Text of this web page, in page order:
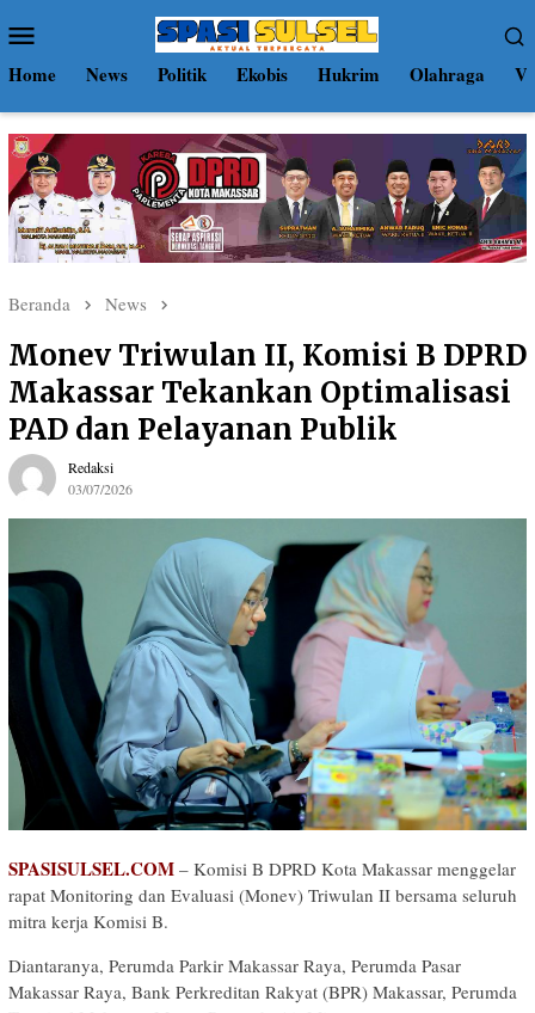
ke
kontenMobile
Home News Politik Ekobis Hukrim Olahraga
Beranda News
Monev Triwulan II, Komisi B DPRD
Makassar Tekankan Optimalisasi
PAD dan Pelayanan Publik
Redaksi
03/07/2026
SPASISULSEL.COM – Komisi B DPRD Kota Makassar menggelar
rapat Monitoring dan Evaluasi (Monev) Triwulan II bersama seluruh
mitra kerja Komisi B.
Diantaranya, Perumda Parkir Makassar Raya, Perumda Pasar
Makassar Raya, Bank Perkreditan Rakyat (BPR) Makassar, Perumda